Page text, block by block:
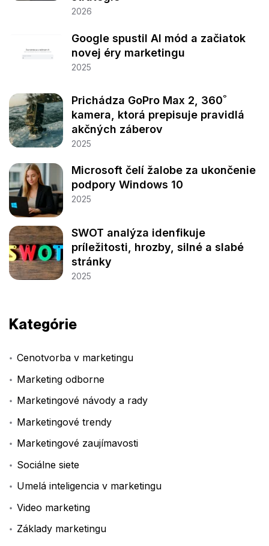
2026
Google spustil AI mód a začiatok
novej éry marketingu
2025
Prichádza GoPro Max 2, 360˚
kamera, ktorá prepisuje pravidlá
akčných záberov
2025
Microsoft čelí žalobe za ukončenie
podpory Windows 10
2025
SWOT analýza idenfikuje
príležitosti, hrozby, silné a slabé
stránky
2025
Kategórie
Cenotvorba v marketingu
Marketing odborne
Marketingové návody a rady
Marketingové trendy
Marketingové zaujímavosti
Sociálne siete
Umelá inteligencia v marketingu
Video marketing
Základy marketingu